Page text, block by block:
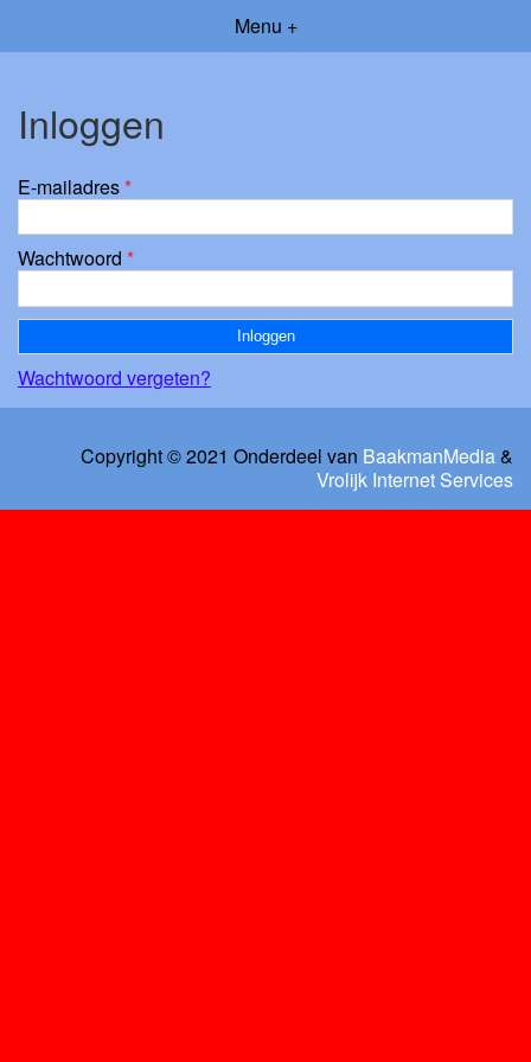
Menu +
Inloggen
E-mailadres*
Wachtwoord *
Wachtwoord vergeten?
Copyright © 2021 Onderdeel van BaakmanMedia&
Vrolijk Internet Services